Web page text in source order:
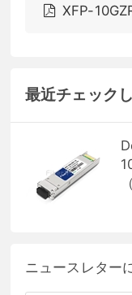
XFP-
最近チェック
ニュースレター